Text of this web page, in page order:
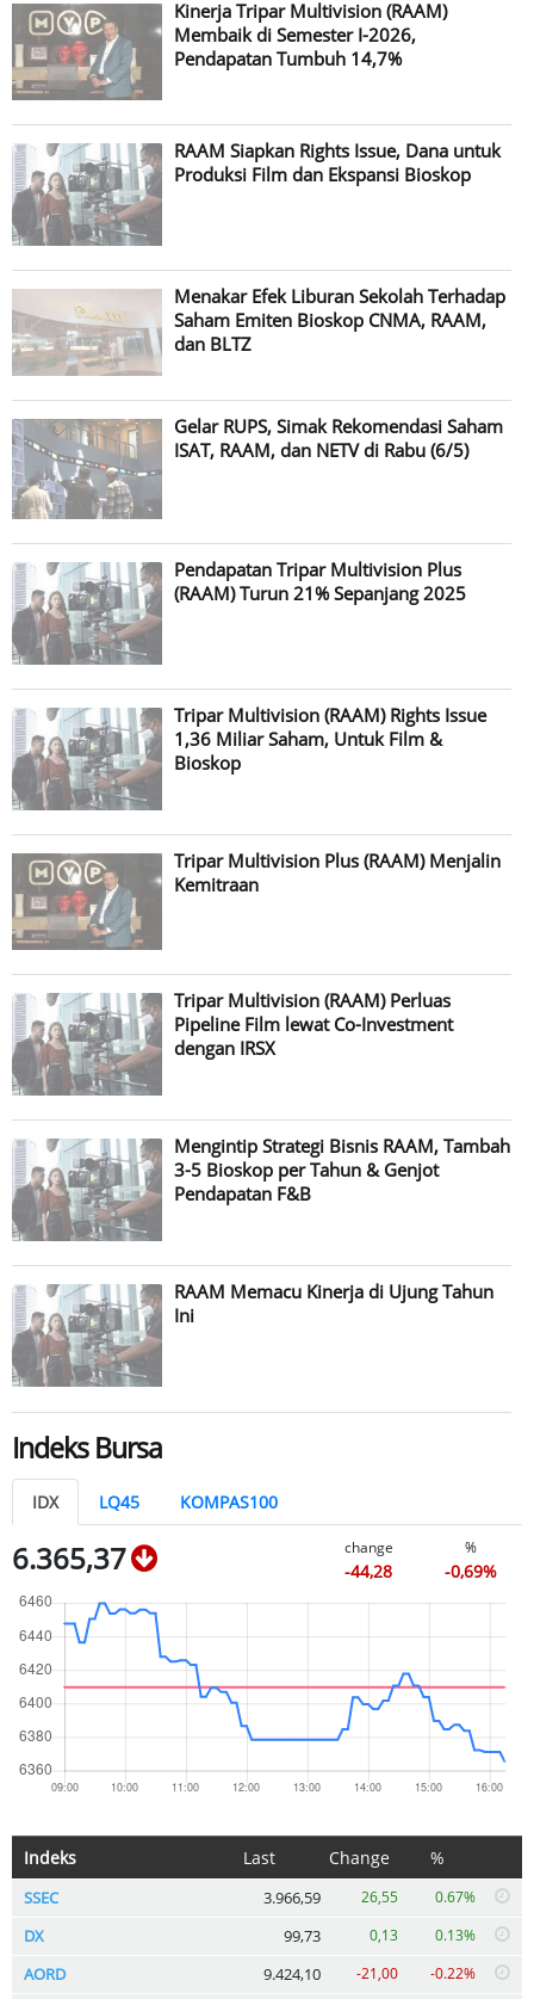
Kinerja Tripar Multivision (RAAM)
Membaik di Semester I-2026,
Pendapatan Tumbuh 14,7%
RAAM Siapkan Rights Issue, Dana untuk
Produksi Film dan Ekspansi Bioskop
Menakar Efek Liburan Sekolah Terhadap
Saham Emiten Bioskop CNMA, RAAM,
dan BLTZ
Gelar RUPS, Simak Rekomendasi Saham
ISAT, RAAM, dan NETV di Rabu (6/5)
Pendapatan Tripar Multivision Plus
(RAAM) Turun 21% Sepanjang 2025
Tripar Multivision (RAAM) Rights Issue
1,36 Miliar Saham, Untuk Film &
Bioskop
Tripar Multivision Plus (RAAM) Menjalin
Kemitraan
Tripar Multivision (RAAM) Perluas
Pipeline Film lewat Co-Investment
dengan IRSX
Mengintip Strategi Bisnis RAAM, Tambah
3-5 Bioskop per Tahun & Genjot
Pendapatan F&B
RAAM Memacu Kinerja di Ujung Tahun
Ini
Indeks Bursa
IDX LQ45 KOMPAS100
6.365,37 change
-44,28
%
-0,69%
Indeks Last Change %
SSEC 3.966,59 26,55 0.67%
DX 99,73 0,13 0.13%
AORD 9.424,10 -21,00 -0.22%